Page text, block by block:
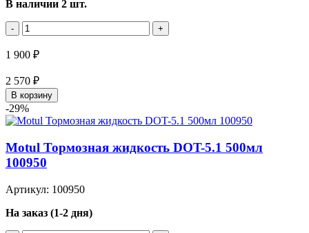
В наличии 2 шт.
- +
1 900 ₽
2 570 ₽
В корзину
-29%
Motul Тормозная жидкость DOT-5.1 500мл
100950
Артикул: 100950
На заказ (1-2 дня)